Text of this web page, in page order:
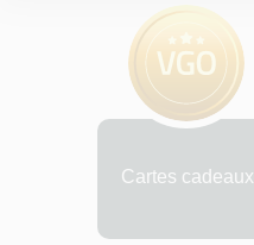
Cartes cadeaux